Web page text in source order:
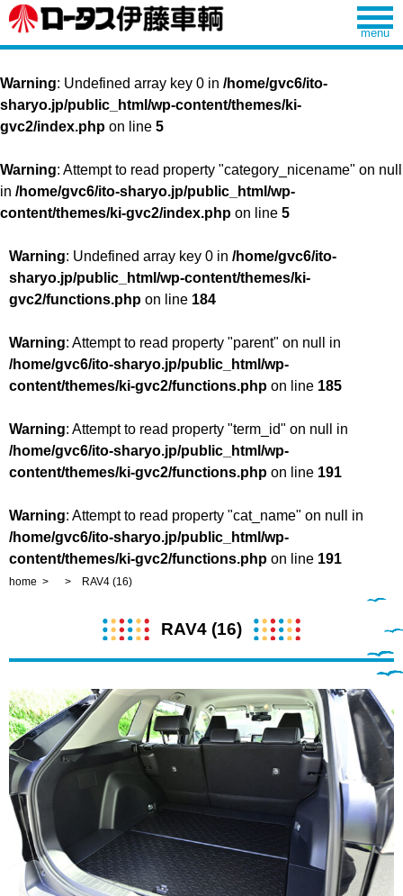
Warning: Undefined array key 0 in /home/gvc6/ito-
sharyo.jp/public_html/wp-content/themes/ki-
gvc2/index.php on line 5
Warning: Attempt to read property "category_nicename" on null
in /home/gvc6/ito-sharyo.jp/public_html/wp-
content/themes/ki-gvc2/index.php on line 5
Warning: Undefined array key 0 in /home/gvc6/ito-
sharyo.jp/public_html/wp-content/themes/ki-
gvc2/functions.php on line 184
Warning: Attempt to read property "parent" on null in
/home/gvc6/ito-sharyo.jp/public_html/wp-
content/themes/ki-gvc2/functions.php on line 185
Warning: Attempt to read property "term_id" on null in
/home/gvc6/ito-sharyo.jp/public_html/wp-
content/themes/ki-gvc2/functions.php on line 191
Warning: Attempt to read property "cat_name" on null in
/home/gvc6/ito-sharyo.jp/public_html/wp-
content/themes/ki-gvc2/functions.php on line 191
home RAV4 (16)
RAV4 (16)